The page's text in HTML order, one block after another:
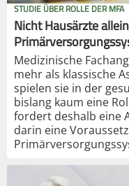
STUDIE ÜBER ROLLE DER MFA
Nicht Hausärzte
Medizinische
mehr als klassische
spielen sie in der
bislang kaum eine
fordert deshalb eine
darin eine